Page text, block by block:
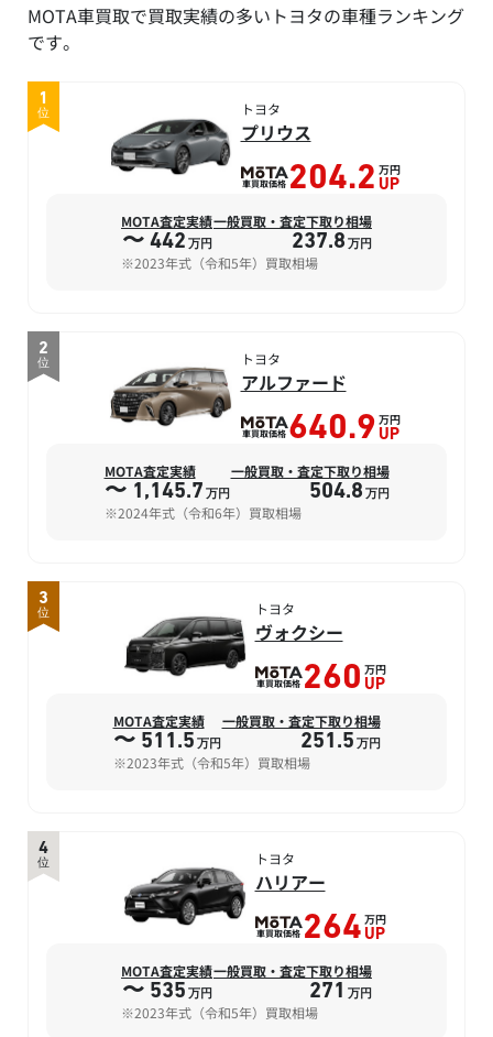
MOTA車買取で買取実績の多いトヨタの車種ランキング
です。
1
位 トヨタ
プリウス
車買取価格204.2 万円
UP
MOTA査定実績
〜 442 万円
一般買取・査定下取り相場
237.8 万円
※2023年式（令和5年）買取相場
2
位 トヨタ
アルファード
車買取価格640.9 万円
UP
MOTA査定実績
〜 1,145.7 万円
一般買取・査定下取り相場
504.8 万円
※2024年式（令和6年）買取相場
3
位 トヨタ
ヴォクシー
車買取価格260 万円
UP
MOTA査定実績
〜 511.5 万円
一般買取・査定下取り相場
251.5 万円
※2023年式（令和5年）買取相場
4
位 トヨタ
ハリアー
車買取価格264 万円
UP
MOTA査定実績
〜 535 万円
一般買取・査定下取り相場
271 万円
※2023年式（令和5年）買取相場